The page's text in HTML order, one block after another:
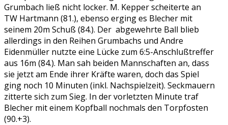
Grumbach ließ nicht locker. M. Kepper scheiterte an
TW Hartmann (81.), ebenso erging es Blecher mit
seinem 20m Schuß (84.). Der abgewehrte Ball blieb
allerdings in den Reihen Grumbachs und Andre
Eidenmüller nutzte eine Lücke zum 6:5-Anschlußtreffer
aus 16m (84.). Man sah beiden Mannschaften an, dass
sie jetzt am Ende ihrer Kräfte waren, doch das Spiel
ging noch 10 Minuten (inkl. Nachspielzeit). Seckmauern
zitterte sich zum Sieg. In der vorletzten Minute traf
Blecher mit einem Kopfball nochmals den Torpfosten
(90.+3).